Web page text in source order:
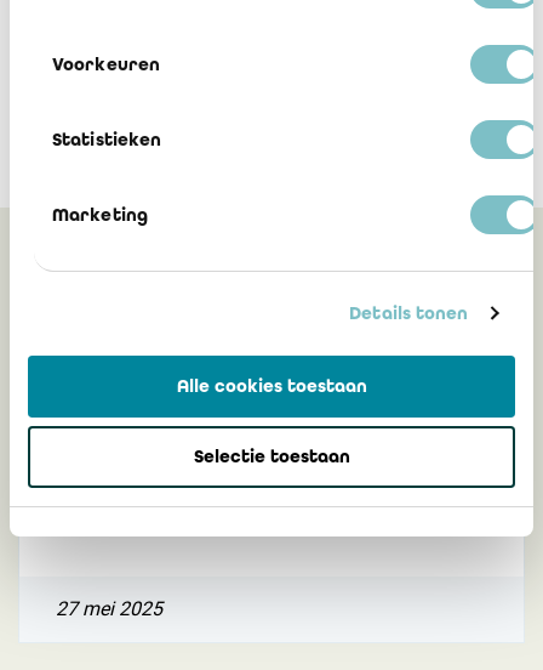
Voorkeuren
Statistieken
Marketing
Details tonen
Alle cookies toestaan
Selectie toestaan
Gerelateerd
Korte voorstelling van het European
Fernand Maillard, bedrijfsrevisor, bestuurder-
penningmeester van het EEEI en
27 mei 2025